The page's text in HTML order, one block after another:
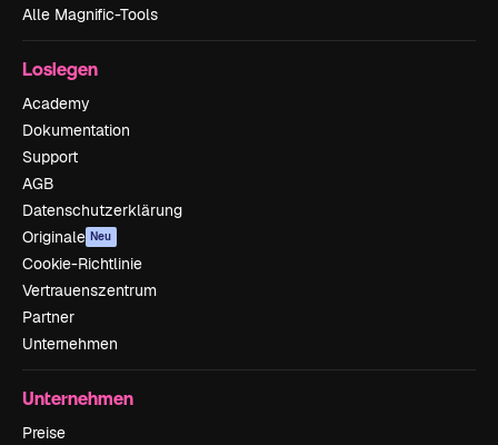
Alle Magnific-Tools
Loslegen
Academy
Dokumentation
Support
AGB
Datenschutzerklärung
Originale Neu
Cookie-Richtlinie
Vertrauenszentrum
Partner
Unternehmen
Unternehmen
Preise